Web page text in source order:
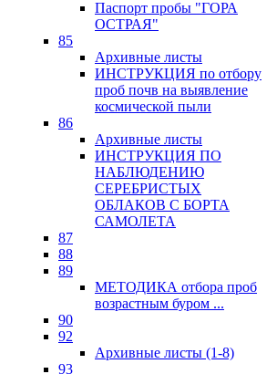
Паспорт пробы "ГОРА
ОСТРАЯ"
85
Архивные листы
ИНСТРУКЦИЯ по отбору
проб почв на выявление
космической пыли
86
Архивные листы
ИНСТРУКЦИЯ ПО
НАБЛЮДЕНИЮ
СЕРЕБРИСТЫХ
ОБЛАКОВ С БОРТА
САМОЛЕТА
87
88
89
МЕТОДИКА отбора проб
возрастным буром ...
90
92
Архивные листы (1-8)
93